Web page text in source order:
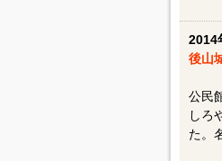
2014
後山
公民
しろ
た。